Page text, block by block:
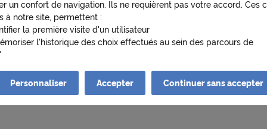
i
v
i
votre contrat et vos services en ligne
un confort de navigation. Ils ne requièrent pas votre accord. Ces
à notre site, permettent :
la première visite d'un utilisateur
l'historique des choix effectués au sein des parcours de
afin d'optimiser ses contenus et sa navigation.
cookies nécessitant votre accord pourront être déposés. Leurs
Personnaliser Accepter Continuer sans accepter